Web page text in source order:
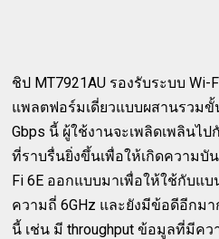
ชิป MT7921AU รองรับระบบ Wi-
แพลตฟอร์มเดี่ยวแบบผสานรวมขั้
Gbps นี้ ผู้ใช้งานจะเพลิดเพลินไ
ที่ราบรื่นยิ่งขึ้นเพื่อให้เกิดความบัน
Fi 6E ออกแบบมาเพื่อให้ใช้กับ
ความถี่ 6GHz และยังมีข้อดีอีกม
นี้ เช่น มี throughput ข้อมูลที่มีค